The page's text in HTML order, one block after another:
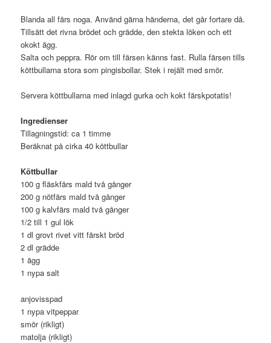
Blanda all färs noga. Använd gärna händerna, det går fortare då.
Tillsätt det rivna brödet och grädde, den stekta löken och ett
okokt ägg.
Salta och peppra. Rör om till färsen känns fast. Rulla färsen tills
köttbullarna stora som pingisbollar. Stek i rejält med smör.
Servera köttbullarna med inlagd gurka och kokt färskpotatis!
Ingredienser
Tillagningstid: ca 1 timme
Beräknat på cirka 40 köttbullar
Köttbullar
100 g fläskfärs mald två gånger
200 g nötfärs mald två gånger
100 g kalvfärs mald två gånger
1/2 till 1 gul lök
1 dl grovt rivet vitt färskt bröd
2 dl grädde
1 ägg
1 nypa salt
anjovisspad
1 nypa vitpeppar
smör (rikligt)
matolja (rikligt)